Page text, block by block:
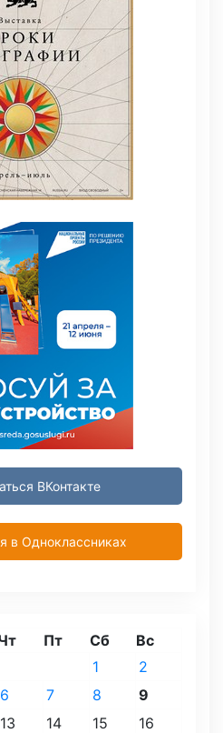
ВКонтакте
в Одноклассниках
Пт Сб Вс
1
2
6 7 8
9
13 14 15
16